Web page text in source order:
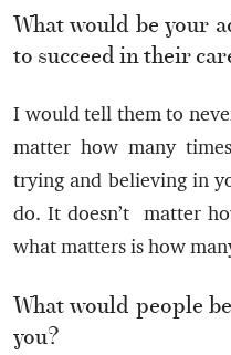
What would be your
to succeed in their
I would tell them to
matter how many
trying and believing in
do. It doesn’t matter
what matters is how
What would people
you?